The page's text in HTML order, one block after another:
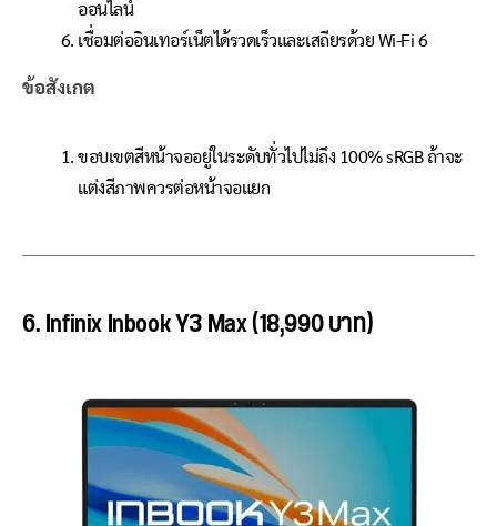
ออนไลน์
เชื่อมต่ออินเทอร์เน็ตได้รวดเร็วและเสถียรด้วย Wi-Fi 6
ข้อสังเกต
ขอบเขตสีหน้าจออยู่ในระดับทั่วไปไม่ถึง 100% sRGB ถ้าจะ
แต่งสีภาพควรต่อหน้าจอแยก
6. Infinix Inbook Y3 Max (18,990 บาท)